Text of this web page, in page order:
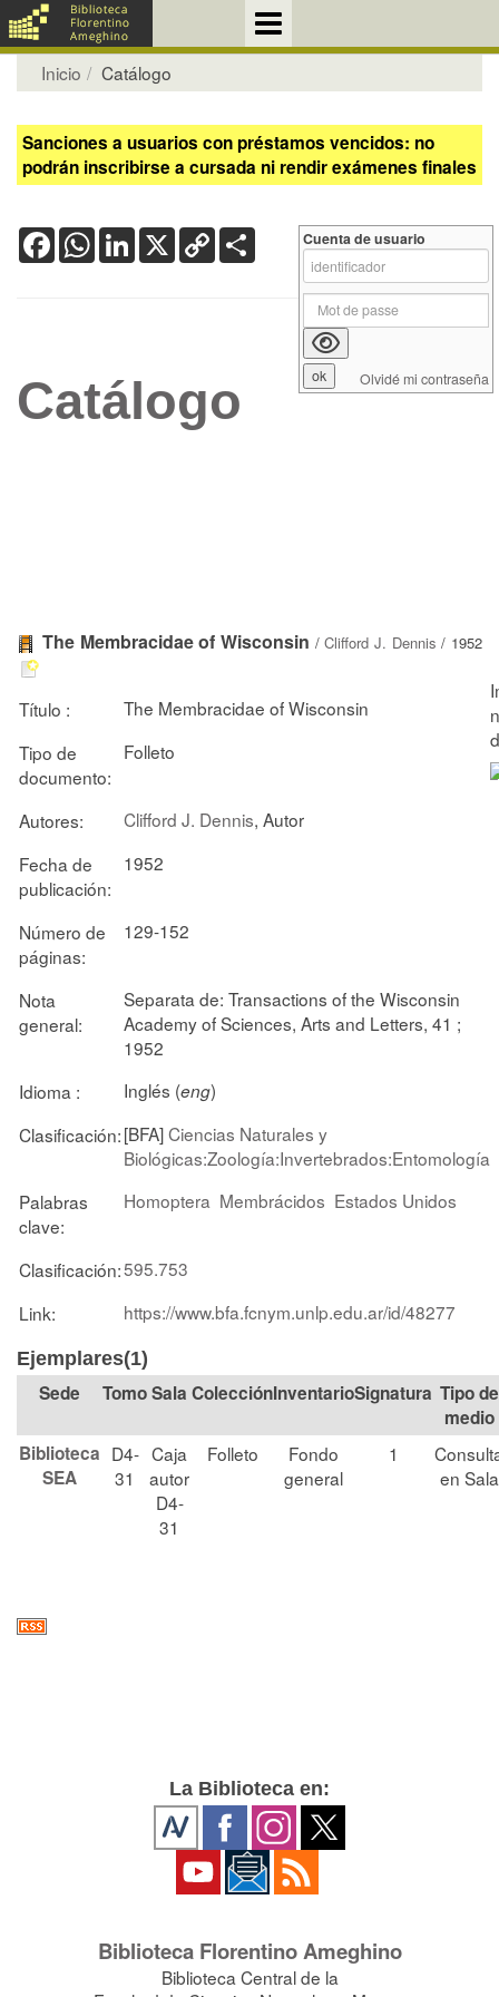
Inicio Catálogo
Sanciones a usuarios con préstamos vencidos: no
podrán inscribirse a cursada ni rendir exámenes finales
FacebookWhatsApp
LinkedIn
X Copy
Link
Catálogo
The Membracidae of Wisconsin /Clifford J. Dennis / 1952
Título :
The Membracidae of Wisconsin
Tipo de
documento:
Folleto
Autores: Clifford J. Dennis, Autor
Fecha de
publicación:
1952
Número de
páginas:
129-152
Nota
general:
Separata de: Transactions of the Wisconsin
Academy of Sciences, Arts and Letters, 41 ;
1952
Idioma :
Inglés (eng)
Clasificación:[BFA]Ciencias Naturales y
Biológicas:Zoología:Invertebrados:Entomología
Palabras
clave:
Homoptera Membrácidos Estados Unidos
Clasificación:595.753
Link:
https://www.bfa.fcnym.unlp.edu.ar/id/48277
Ejemplares(1)
TomoSala Colección Signatura Tipo de
medio
Biblioteca
SEA
D4-
31
Caja
autor
D4-
31
Folleto
Fondo
general
1
en Sala
Cuenta de usuario
Olvidé mi contraseña
La Biblioteca en:
Biblioteca Florentino Ameghino
Biblioteca Central de la